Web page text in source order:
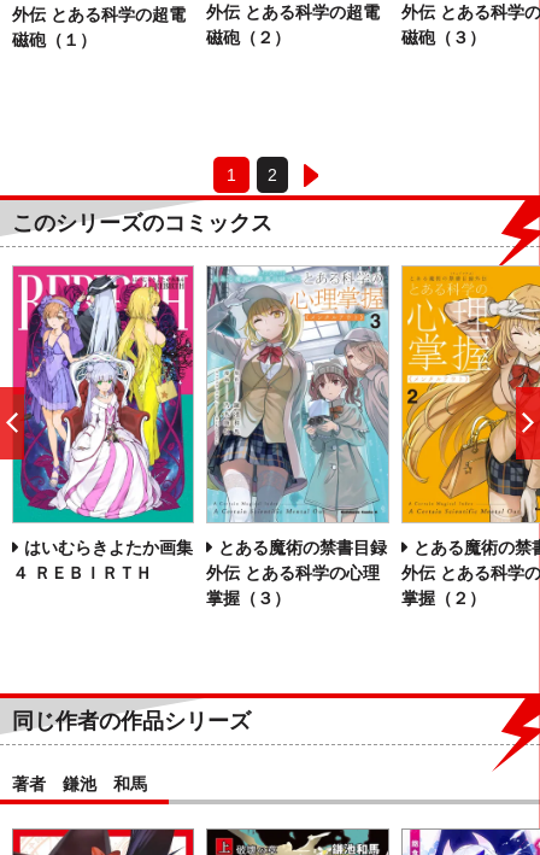
外伝 とある科学の超電
磁砲（１）
外伝 とある科学の超電
磁砲（２）
外伝 とある科学
磁砲（３）
1 2
このシリーズのコミックス
はいむらきよたか画集
４ ＲＥＢＩＲＴＨ
とある魔術の禁書目録
外伝 とある科学の心理
掌握（３）
とある魔術の禁
外伝 とある科学
掌握（２）
前
へ
同じ作者の作品シリーズ
著者 鎌池 和馬